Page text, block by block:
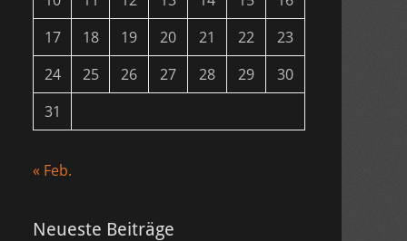
17
18 19 20 21 22
23
24
25 26 27 28 29
30
31
« Feb.
Neueste Beiträge